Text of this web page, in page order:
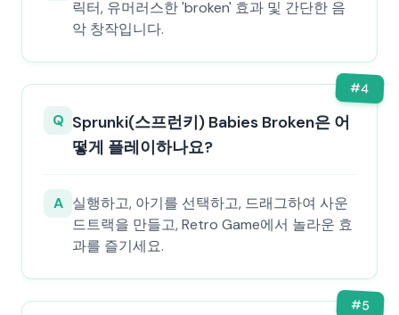
릭터, 유머러스한 'broken' 효과 및 간단한 음
악 창작입니다.
#4
Q Sprunki(스프런키) Babies Broken은 어
떻게 플레이하나요?
A 실행하고, 아기를 선택하고, 드래그하여 사운
드트랙을 만들고, Retro Game에서 놀라운 효
과를 즐기세요.
#5